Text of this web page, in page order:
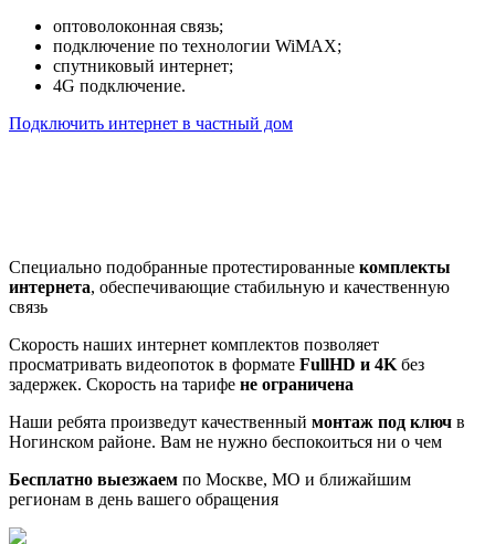
оптоволоконная связь;
подключение по технологии WiMAX;
спутниковый интернет;
4G подключение.
Подключить интернет в частный дом
Специально подобранные протестированные комплекты
интернета, обеспечивающие стабильную и качественную
связь
Скорость наших интернет комплектов позволяет
просматривать видеопоток в формате FullHD и 4K без
задержек. Скорость на тарифе не ограничена
Наши ребята произведут качественный монтаж под ключ в
Ногинском районе. Вам не нужно беспокоиться ни о чем
Бесплатно выезжаем по Москве, МО и ближайшим
регионам в день вашего обращения